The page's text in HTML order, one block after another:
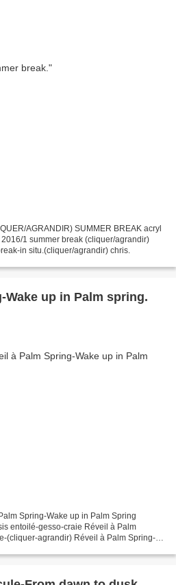
AGRANDIR) SUMMER BREAK acryl
1 summer break (cliquer/agrandir)
in situ.(cliquer/agrandir) chris.
Wake up in Palm spring.
Spring-Wake up in Palm Spring
entoilé-gesso-craie Réveil à Palm
(cliquer-agrandir) Réveil à Palm Spring-